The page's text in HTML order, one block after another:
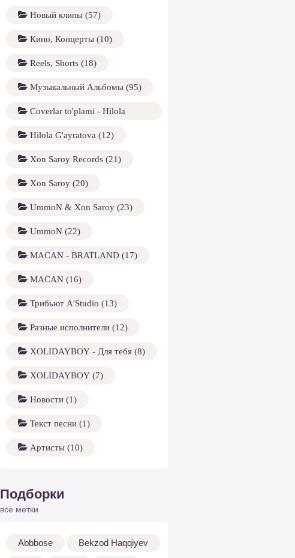
Новый клипы (57)
Кино, Концерты (10)
Reels, Shorts (18)
Музыкальный Альбомы (95)
Coverlar to'plami - Hilola
G'ayratova (13)
Hilola G'ayratova (12)
Xon Saroy Records (21)
Xon Saroy (20)
UmmoN & Xon Saroy (23)
UmmoN (22)
MACAN - BRATLAND (17)
MACAN (16)
Трибьют A'Studio (13)
Разные исполнители (12)
XOLIDAYBOY - Для тебя (8)
XOLIDAYBOY (7)
Новости (1)
Текст песни (1)
Артисты (10)
Подборки
все метки
Abbbose Bekzod Haqqiyev